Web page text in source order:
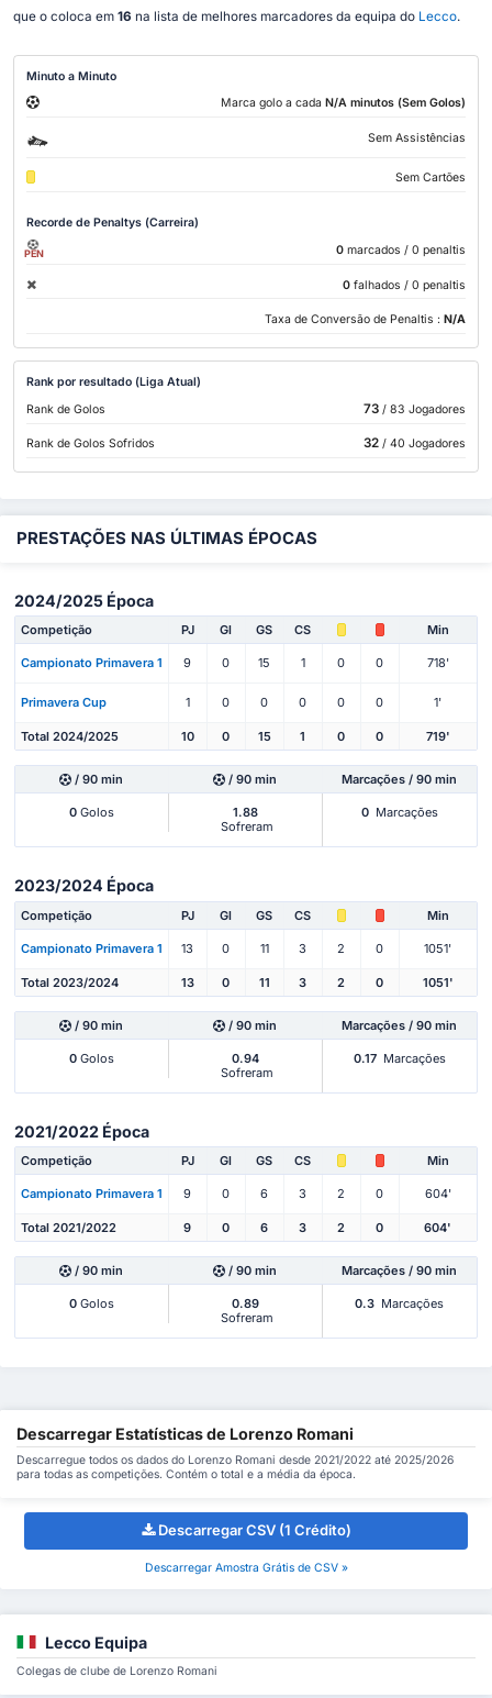
que o coloca em 16 na lista de melhores marcadores da equipa do Lecco.
Minuto a Minuto
Marca golo a cada N/A minutos (Sem Golos)
Sem Assistências
Sem Cartões
Recorde de Penaltys (Carreira)
PEN 0 marcados / 0 penaltis
0 falhados / 0 penaltis
Taxa de Conversão de Penaltis : N/A
Rank por resultado (Liga Atual)
Rank de Golos
73/ 83 Jogadores
Rank de Golos Sofridos 32/ 40 Jogadores
PRESTAÇÕES NAS ÚLTIMAS ÉPOCAS
2024/2025 Época
Competição PJ Gl GS CS Min
Campionato Primavera 1 9 0 15 1 0 0 718'
Primavera Cup 1 0 0 0 0 0 1'
Total 2024/2025 10 0 15 1 0 0 719'
/ 90 min / 90 min Marcações / 90 min
0Golos
1.88
Sofreram
0 Marcações
2023/2024 Época
Competição PJ Gl GS CS Min
Campionato Primavera 1 13 0 11 3 2 0 1051'
Total 2023/2024 13 0 11 3 2 0 1051'
/ 90 min / 90 min Marcações / 90 min
0Golos
0.94
Sofreram
0.17 Marcações
2021/2022 Época
Competição PJ Gl GS CS Min
Campionato Primavera 1 9 0 6 3 2 0 604'
Total 2021/2022 9 0 6 3 2 0 604'
/ 90 min / 90 min Marcações / 90 min
0Golos
0.89
Sofreram
0.3 Marcações
Descarregar Estatísticas de Lorenzo Romani
Descarregue todos os dados do Lorenzo Romani desde 2021/2022 até 2025/2026
para todas as competições. Contém o total e a média da época.
Descarregar CSV (1 Crédito)
Descarregar Amostra Grátis de CSV »
Lecco Equipa
Colegas de clube de Lorenzo Romani